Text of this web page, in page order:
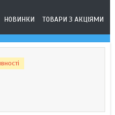
НОВИНКИ ТОВАРИ З АКЦІЯМИ